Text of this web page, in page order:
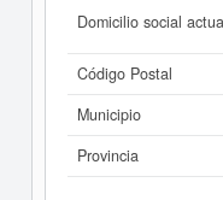
Domicilio social
Código Postal
Municipio
Provincia